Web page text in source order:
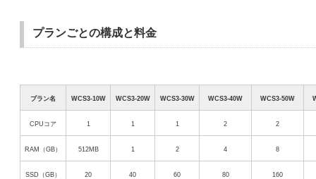
プランごとの構成と料金
プラン名 WCS3-10W WCS3-20W WCS3-30W WCS3-40W WCS3-50W
CPUコア 1 1 1 2 2
RAM（GB） 512MB 1 2 4 8
SSD（GB） 20 40 60 80 160